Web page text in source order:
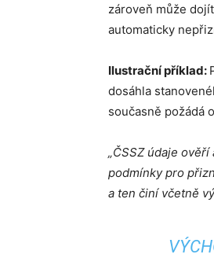
zároveň může
automaticky
Ilustrační příklad:
dosáhla
současně požádá
„ČSSZ údaje
podmínky pro
a ten činí včetně